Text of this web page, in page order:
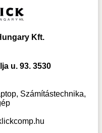
Kft.
u. 93. 3530
Számítástechnika,